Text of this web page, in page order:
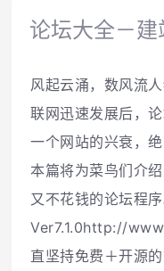
论坛大全－建
风起云涌，数风
联网迅速发展后，
一个网站的兴衰，
本篇将为菜鸟们介
又不花钱的论坛
Ver7.1.0http://
直坚持免费＋开源